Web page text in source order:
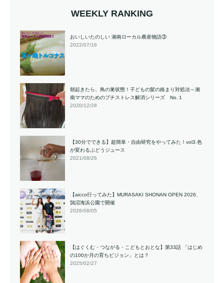
WEEKLY RANKING
おいしいたのしい 湘南ローカル農産物語③
2022/07/16
朝起きたら、鳥の巣状態！子どもの髪の絡まり対処法～湘
南ママのためのプチストレス解消シリーズ No.１
2020/12/28
【30分でできる】超簡単・自由研究をやってみた！vol3.色
が変わるぶどうジュース
2021/08/26
【aicco行ってみた】MURASAKI SHONAN OPEN 2026、
鵠沼海浜公園で開催
2026/08/05
【はぐくむ・つながる・こどもとおとな】第33話 「はじめ
の100か月の育ちビジョン」とは？
2025/02/27